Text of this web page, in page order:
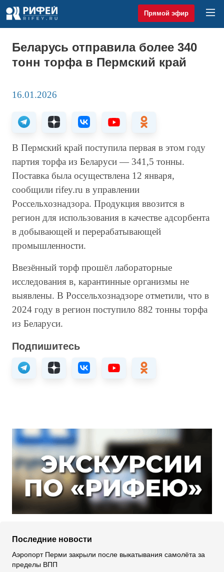
Прямой эфир
Беларусь отправила более 340
тонн торфа в Пермский край
16.01.2026
В Пермский край поступила первая в этом году
партия торфа из Беларуси — 341,5 тонны.
Поставка была осуществлена 12 января,
сообщили rifey.ru в управлении
Россельхознадзора. Продукция ввозится в
регион для использования в качестве адсорбента
в добывающей и перерабатывающей
промышленности.
Ввезённый торф прошёл лабораторные
исследования в, карантинные организмы не
выявлены. В Россельхознадзоре отметили, что в
2024 году в регион поступило 882 тонны торфа
из Беларуси.
Подпишитесь
Последние новости
Аэропорт Перми закрыли после выкатывания самолёта за
пределы ВПП